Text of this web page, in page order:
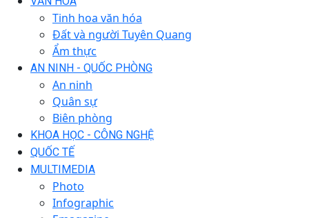
Tinh hoa văn hóa
Đất và người Tuyên Quang
Ẩm thực
AN NINH - QUỐC PHÒNG
An ninh
Quân sự
Biên phòng
KHOA HỌC - CÔNG NGHỆ
QUỐC TẾ
MULTIMEDIA
Photo
Infographic